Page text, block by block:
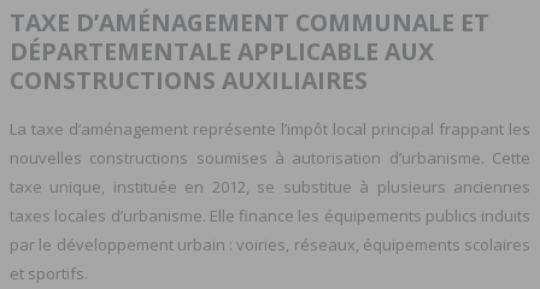
TAXE D’AMÉNAGEMENT COMMUNALE ET
DÉPARTEMENTALE APPLICABLE AUX
CONSTRUCTIONS AUXILIAIRES
La taxe d’aménagement représente l’impôt local principal frappant les
nouvelles constructions soumises à autorisation d’urbanisme. Cette
taxe unique, instituée en 2012, se substitue à plusieurs anciennes
taxes locales d’urbanisme. Elle finance les équipements publics induits
par le développement urbain : voiries, réseaux, équipements scolaires
et sportifs.